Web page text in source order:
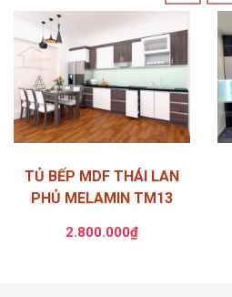
TỦ BẾP MDF THÁI LAN
PHỦ MELAMIN TM13
2.800.000₫